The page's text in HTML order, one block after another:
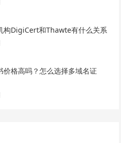
构DigiCert和Thawte有什么关系
价格高吗？怎么选择多域名证